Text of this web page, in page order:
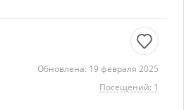
Обновлена: 19 февраля 2025
Посещений: 1